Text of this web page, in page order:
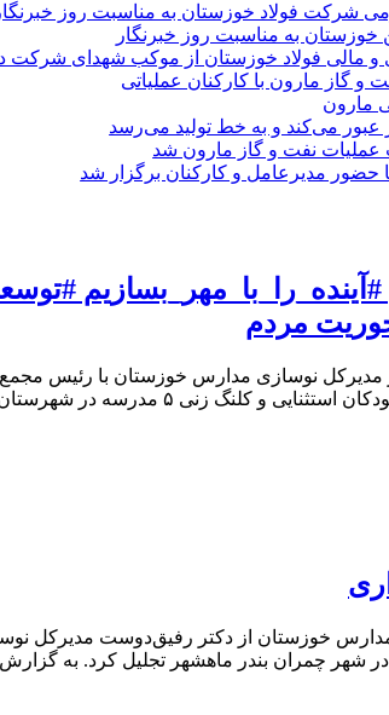
شرکت فولاد خوزستان به مناسبت روز خبرنگار
به مناسبت روز خبرنگار
و مالی فولاد خوزستان از موکب شهدای شرکت در
گاز مارون با کارکنان عملیاتی
مارون
عبور می‌کند و به خط تولید می‌رسد
نفت و گاز مارون شد
حضور مدیرعامل و کارکنان برگزار شد
مردم
نوسازی مدارس خوزستان با رئیس
و تامین تجهیزات مورد نیاز به […]
مدارس خوزستان از دکتر رفیق‌دوست مدیرکل
شهر چمران بندر ماهشهر تجلیل کرد. به